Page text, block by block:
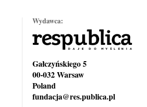
Wydawca:
Gałczyńskiego 5
00-032 Warsaw
Poland
fundacja@res.publica.pl